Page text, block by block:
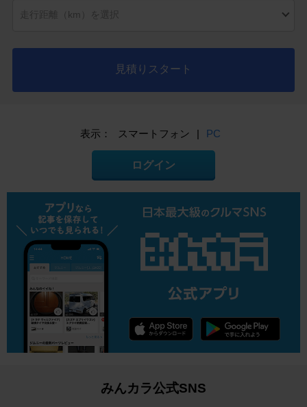
見積りスタート
表示： スマートフォン | PC
ログイン
みんカラ公式SNS